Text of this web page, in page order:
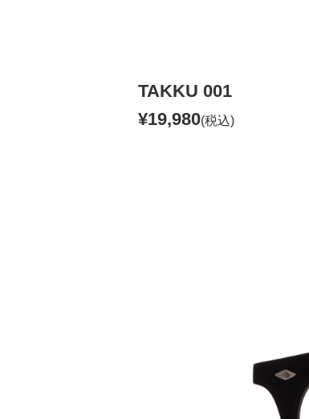
TAKKU 001
¥19,980(税込)